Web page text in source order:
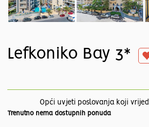
Lefkoniko Bay 3*
Opći uvjeti poslovanja koji
Trenutno nema dostupnih ponuda